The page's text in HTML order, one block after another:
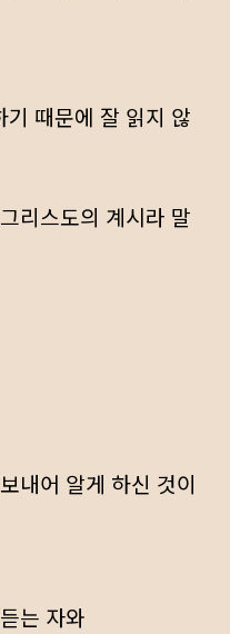
때문에 잘 읽지 않
리스도의 계시라 말
내어 알게 하신 것이
는 자와